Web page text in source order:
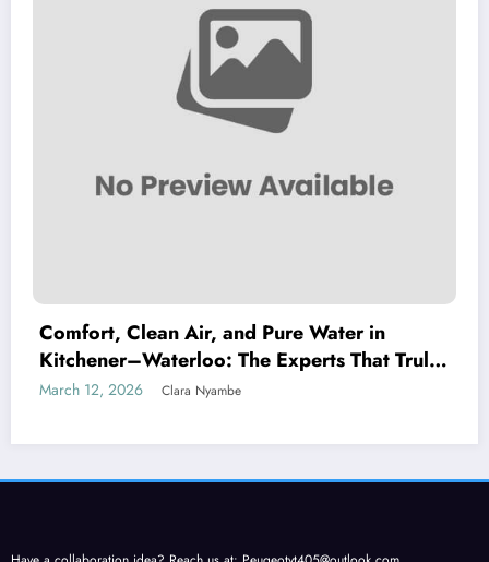
Comfort, Clean Air, and Pure Water in
Kitchener–Waterloo: The Experts That Truly
Care
March 12, 2026 Clara Nyambe